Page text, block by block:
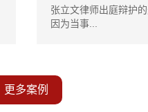
张立文律师出庭辩护
因为当事...
更多案例